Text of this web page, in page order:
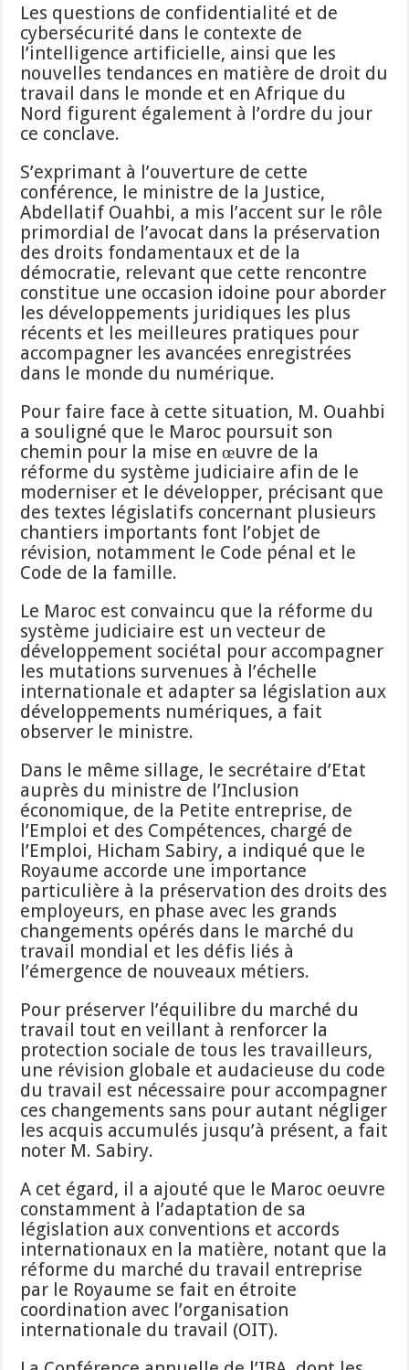
Les questions de confidentialité et de
cybersécurité dans le contexte de
l’intelligence artificielle, ainsi que les
nouvelles tendances en matière de droit du
travail dans le monde et en Afrique du
Nord figurent également à l’ordre du jour
ce conclave.
S’exprimant à l’ouverture de cette
conférence, le ministre de la Justice,
Abdellatif Ouahbi, a mis l’accent sur le rôle
primordial de l’avocat dans la préservation
des droits fondamentaux et de la
démocratie, relevant que cette rencontre
constitue une occasion idoine pour aborder
les développements juridiques les plus
récents et les meilleures pratiques pour
accompagner les avancées enregistrées
dans le monde du numérique.
Pour faire face à cette situation, M. Ouahbi
a souligné que le Maroc poursuit son
chemin pour la mise en œuvre de la
réforme du système judiciaire afin de le
moderniser et le développer, précisant que
des textes législatifs concernant plusieurs
chantiers importants font l’objet de
révision, notamment le Code pénal et le
Code de la famille.
Le Maroc est convaincu que la réforme du
système judiciaire est un vecteur de
développement sociétal pour accompagner
les mutations survenues à l’échelle
internationale et adapter sa législation aux
développements numériques, a fait
observer le ministre.
Dans le même sillage, le secrétaire d’Etat
auprès du ministre de l’Inclusion
économique, de la Petite entreprise, de
l’Emploi et des Compétences, chargé de
l’Emploi, Hicham Sabiry, a indiqué que le
Royaume accorde une importance
particulière à la préservation des droits des
employeurs, en phase avec les grands
changements opérés dans le marché du
travail mondial et les défis liés à
l’émergence de nouveaux métiers.
Pour préserver l’équilibre du marché du
travail tout en veillant à renforcer la
protection sociale de tous les travailleurs,
une révision globale et audacieuse du code
du travail est nécessaire pour accompagner
ces changements sans pour autant négliger
les acquis accumulés jusqu’à présent, a fait
noter M. Sabiry.
A cet égard, il a ajouté que le Maroc oeuvre
constamment à l’adaptation de sa
législation aux conventions et accords
internationaux en la matière, notant que la
réforme du marché du travail entreprise
par le Royaume se fait en étroite
coordination avec l’organisation
internationale du travail (OIT).